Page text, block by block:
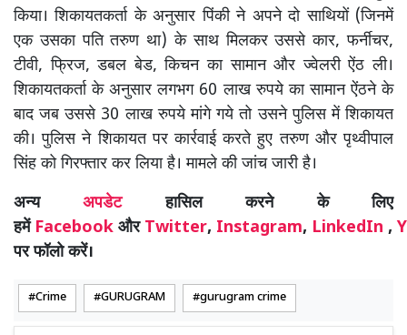
किया। शिकायतकर्ता के अनुसार पिंकी ने अपने दो साथियों (जिनमें
एक उसका पति तरुण था) के साथ मिलकर उससे कार, फर्नीचर,
टीवी, फ्रिज, डबल बेड, किचन का सामान और ज्वेलरी ऐंठ ली।
शिकायतकर्ता के अनुसार लगभग 60 लाख रुपये का सामान ऐंठने के
बाद जब उससे 30 लाख रुपये मांगे गये तो उसने पुलिस में शिकायत
की। पुलिस ने शिकायत पर कार्रवाई करते हुए तरुण और पृथ्वीपाल
सिंह को गिरफ्तार कर लिया है। मामले की जांच जारी है।
अन्यअपडेटहासिल करने के लिए
हमें Facebook और Twitter, Instagram, LinkedIn ,
पर फॉलो करें।
Crime GURUGRAM gurugram crime